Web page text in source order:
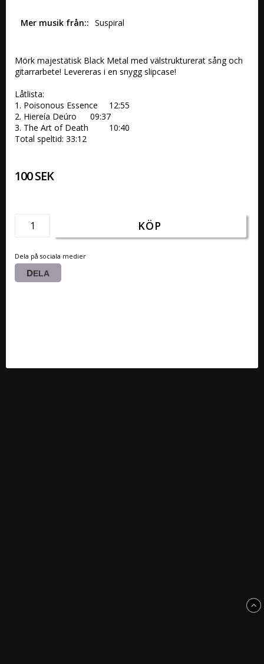
Mer musik från: Suspiral
Mörk majestätisk Black Metal med välstrukturerat sång och
gitarrarbete! Levereras i en snygg slipcase!
Låtlista:
1. Poisonous Essence 	12:55
2. Hiereía Deúro 	09:37
3. The Art of Death 	10:40
Total speltid: 33:12
100 SEK
KÖP
Dela på sociala medier
DELA